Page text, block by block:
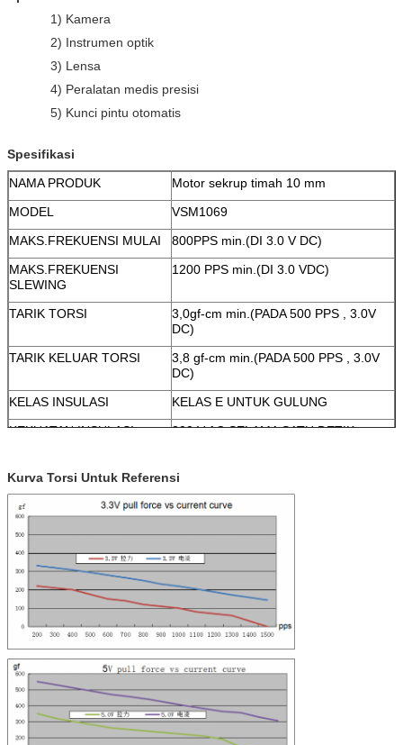
1) Kamera
2) Instrumen optik
3) Lensa
4) Peralatan medis presisi
5) Kunci pintu otomatis
Spesifikasi
NAMA PRODUK
Motor sekrup timah 10 mm
MODEL
VSM1069
MAKS.FREKUENSI MULAI
800PPS min.(DI 3.0 V DC)
MAKS.FREKUENSI
SLEWING
1200 PPS min.(DI 3.0 VDC)
TARIK TORSI
3,0gf-cm min.(PADA 500 PPS , 3.0V
DC)
TARIK KELUAR TORSI
3,8 gf-cm min.(PADA 500 PPS , 3.0V
DC)
KELAS INSULASI
KELAS E UNTUK GULUNG
KEKUATAN INSULASI
300 V AC SELAMA SATU DETIK
LAYANAN OEM & ODM
TERSEDIA
Kurva Torsi Untuk Referensi